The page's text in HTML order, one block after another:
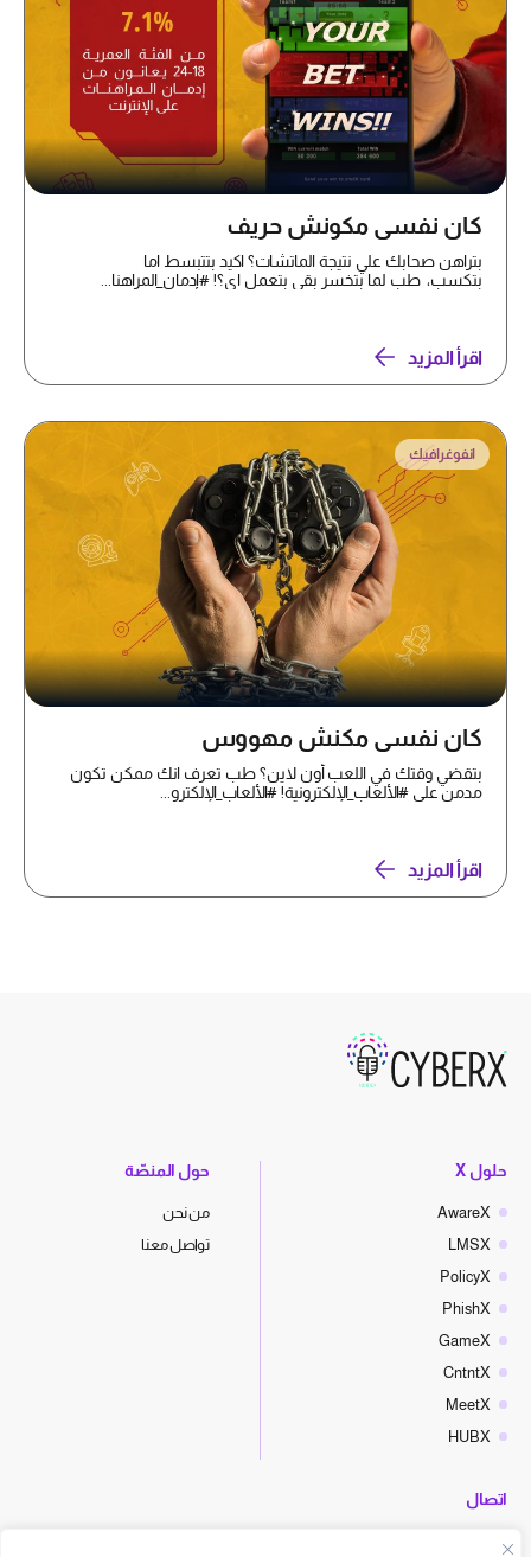
كان نفسي مكونش حريف
بتراهن صحابك علي نتيجة الماتشات؟ اكيد بتتبسط اما
بتكسب، طب لما بتخسر بقي بتعمل اي؟! #إدمان_المراهنا...
اقرأ المزيد
انفوغرافيك
كان نفسي مكنش مهووس
بتقضي وقتك في اللعب أون لاين؟ طب تعرف انك ممكن تكون
مدمن على #الألعاب_الإلكترونية! #الألعاب_الإلكترو...
اقرأ المزيد
حلول X
AwareX
LMSX
PolicyX
PhishX
GameX
CntntX
MeetX
HUBX
حول المنصّة
من نحن
تواصل معنا
اتصال
hello@cyberx.world